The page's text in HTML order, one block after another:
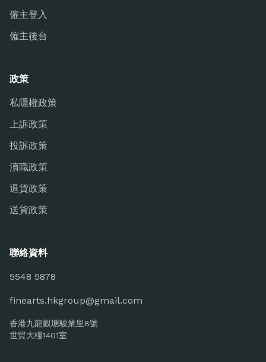
僱主登入
僱主後台
政策
私隱權政策
上訴政策
投訴政策
瀆職政策
退貨政策
送貨政策
聯絡資料
5548 5878
finearts.hkgroup@gmail.com
香港九龍觀塘駿業里8號
世貿大樓1401室